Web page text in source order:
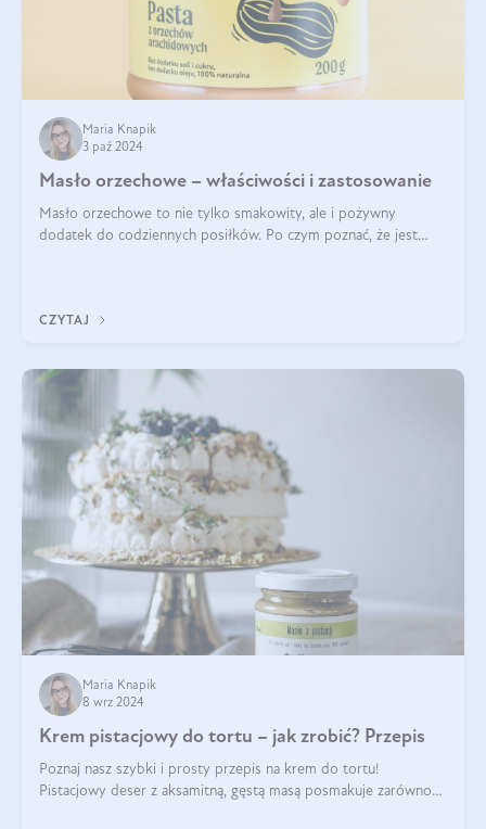
Maria Knapik
3 paź 2024
Masło orzechowe – właściwości i zastosowanie
Masło orzechowe to nie tylko smakowity, ale i pożywny
dodatek do codziennych posiłków. Po czym poznać, że jest
CZYTAJ
Maria Knapik
8 wrz 2024
Krem pistacjowy do tortu – jak zrobić? Przepis
Poznaj nasz szybki i prosty przepis na krem do tortu!
Pistacjowy deser z aksamitną, gęstą masą posmakuje zarówno